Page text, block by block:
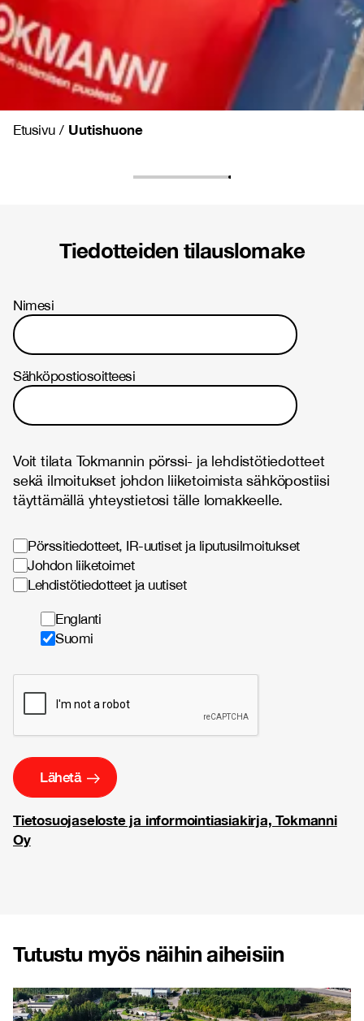
Etusivu/ Uutishuone
Tiedotteiden tilauslomake
Nimesi
Sähköpostiosoitteesi
Voit tilata Tokmannin pörssi- ja lehdistötiedotteet
sekä ilmoitukset johdon liiketoimista sähköpostiisi
täyttämällä yhteystietosi tälle lomakkeelle.
Pörssitiedotteet, IR-uutiset ja liputusilmoitukset
Johdon liiketoimet
Lehdistötiedotteet ja uutiset
Englanti
Suomi
Tietosuojaseloste ja informointiasiakirja, Tokmanni
Oy
Tutustu myös näihin aiheisiin